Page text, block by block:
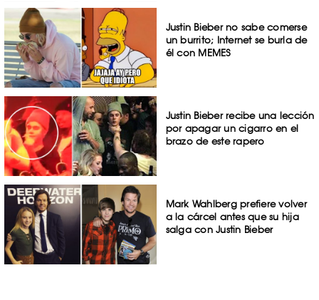
Justin Bieber no sabe comerse
un burrito; Internet se burla de
él con MEMES
Justin Bieber recibe una lección
por apagar un cigarro en el
brazo de este rapero
Mark Wahlberg prefiere volver
a la cárcel antes que su hija
salga con Justin Bieber